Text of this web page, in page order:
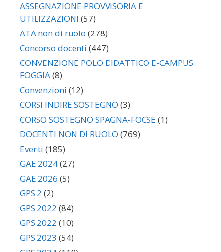
ASSEGNAZIONE PROVVISORIA E
UTILIZZAZIONI (57)
ATA non di ruolo (278)
Concorso docenti (447)
CONVENZIONE POLO DIDATTICO E-CAMPUS
FOGGIA(8)
Convenzioni (12)
CORSI INDIRE SOSTEGNO (3)
CORSO SOSTEGNO SPAGNA-FOCSE (1)
DOCENTI NON DI RUOLO (769)
Eventi (185)
GAE 2024(27)
GAE 2026 (5)
GPS 2 (2)
GPS 2022 (84)
GPS 2022 (10)
GPS 2023 (54)